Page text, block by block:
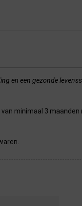
en een gezonde
minimaal 3